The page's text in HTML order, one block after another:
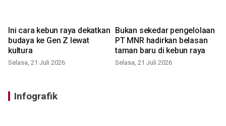
Ini cara kebun raya dekatkan
budaya ke Gen Z lewat
kultura
Selasa, 21 Juli 2026
Bukan sekedar pengelolaan
PT MNR hadirkan belasan
taman baru di kebun raya
Selasa, 21 Juli 2026
Infografik